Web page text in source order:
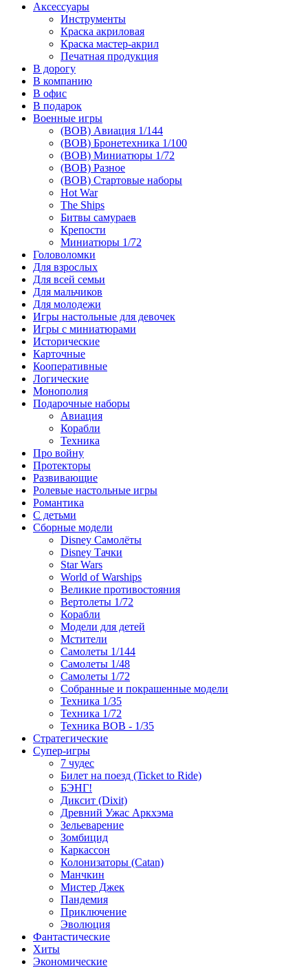
Аксессуары
Инструменты
Краска акриловая
Краска мастер-акрил
Печатная продукция
В дорогу
В компанию
В офис
В подарок
Военные игры
(ВОВ) Авиация 1/144
(ВОВ) Бронетехника 1/100
(ВОВ) Миниатюры 1/72
(ВОВ) Разное
(ВОВ) Стартовые наборы
Hot War
The Ships
Битвы самураев
Крепости
Миниатюры 1/72
Головоломки
Для взрослых
Для всей семьи
Для мальчиков
Для молодежи
Игры настольные для девочек
Игры с миниатюрами
Исторические
Карточные
Кооперативные
Логические
Монополия
Подарочные наборы
Авиация
Корабли
Техника
Про войну
Протекторы
Развивающие
Ролевые настольные игры
Романтика
С детьми
Сборные модели
Disney Самолёты
Disney Тачки
Star Wars
World of Warships
Великие противостояния
Вертолеты 1/72
Корабли
Модели для детей
Мстители
Самолеты 1/144
Самолеты 1/48
Самолеты 1/72
Собранные и покрашенные модели
Техника 1/35
Техника 1/72
Техника ВОВ - 1/35
Стратегические
Супер-игры
7 чудес
Билет на поезд (Ticket to Ride)
БЭНГ!
Диксит (Dixit)
Древний Ужас Аркхэма
Зельеварение
Зомбицид
Каркассон
Колонизаторы (Catan)
Манчкин
Мистер Джек
Пандемия
Приключение
Эволюция
Фантастические
Хиты
Экономические